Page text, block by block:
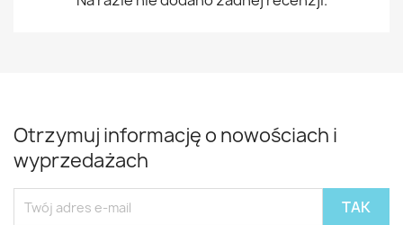
Otrzymuj informację o nowościach i
wyprzedażach